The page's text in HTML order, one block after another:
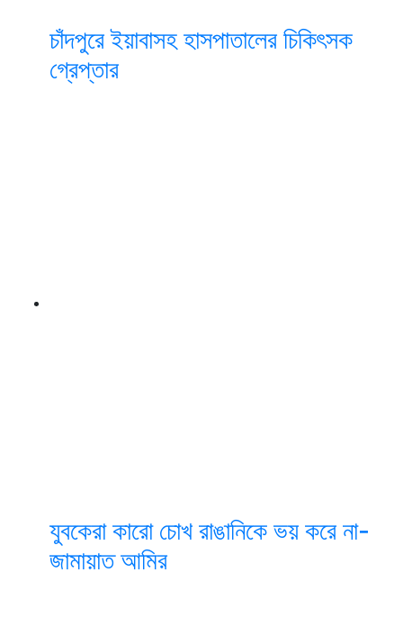
চাঁদপুরে ইয়াবাসহ হাসপাতালের চিকিৎসক
গ্রেপ্তার
যুবকেরা কারো চোখ রাঙানিকে ভয় করে না-
জামায়াত আমির